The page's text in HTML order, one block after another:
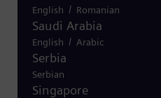
English / Romanian
Saudi Arabia
English / Arabic
Serbia
Serbian
Singapore